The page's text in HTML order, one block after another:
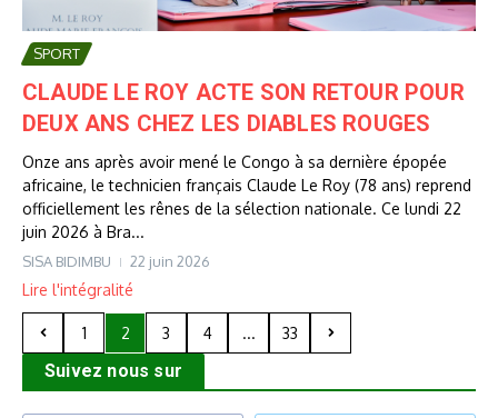
SPORT
CLAUDE LE ROY ACTE SON RETOUR POUR
DEUX ANS CHEZ LES DIABLES ROUGES
Onze ans après avoir mené le Congo à sa dernière épopée
africaine, le technicien français Claude Le Roy (78 ans) reprend
officiellement les rênes de la sélection nationale. Ce lundi 22
juin 2026 à Bra...
SISA BIDIMBU 22 juin 2026
Lire l'intégralité
1 2 3 4 ... 33
Suivez nous sur